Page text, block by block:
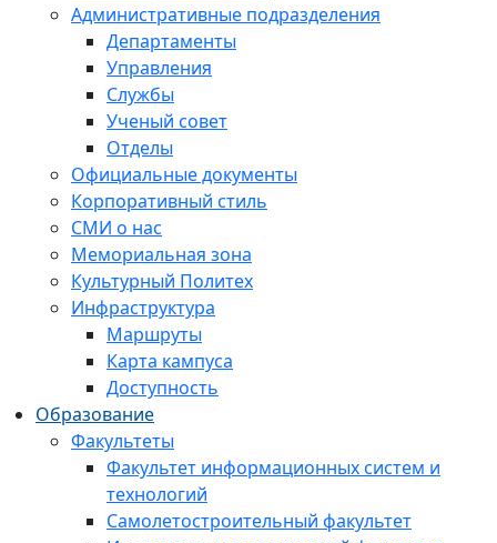
Административные подразделения
Департаменты
Управления
Службы
Ученый совет
Отделы
Официальные документы
Корпоративный стиль
СМИ о нас
Мемориальная зона
Культурный Политех
Инфраструктура
Маршруты
Карта кампуса
Доступность
Образование
Факультеты
Факультет информационных систем и
технологий
Самолетостроительный факультет